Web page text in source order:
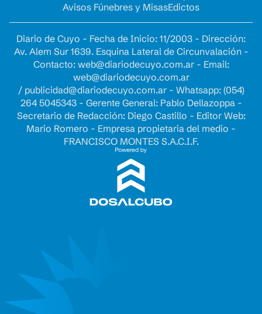
Avisos Fúnebres y MisasEdictos
Diario de Cuyo - Fecha de Inicio: 11/2003 - Dirección:
Av. Alem Sur 1639. Esquina Lateral de Circunvalación -
Contacto: web@diariodecuyo.com.ar- Email:
web@diariodecuyo.com.ar
/ publicidad@diariodecuyo.com.ar- Whatsapp: (054)
264 5045343 - Gerente General: Pablo Dellazoppa -
Secretario de Redacción: Diego Castillo - Editor Web:
Mario Romero - Empresa propietaria del medio -
FRANCISCO MONTES S.A.C.I.F.